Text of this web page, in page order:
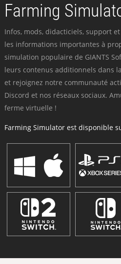
Farming
Infos, mods, didacticiels, support
les informations importantes à
simulation populaire de GIANTS
leurs contenus additionnels dans
et rejoignez notre communauté
Discord et nos réseaux sociaux.
ferme virtuelle !
Farming Simulator est disponible